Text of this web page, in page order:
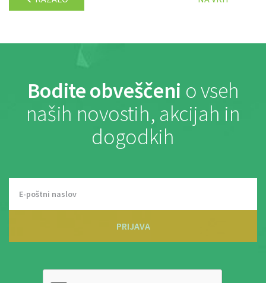
Bodite obveščeni o vseh
naših novostih, akcijah in
dogodkih
PRIJAVA